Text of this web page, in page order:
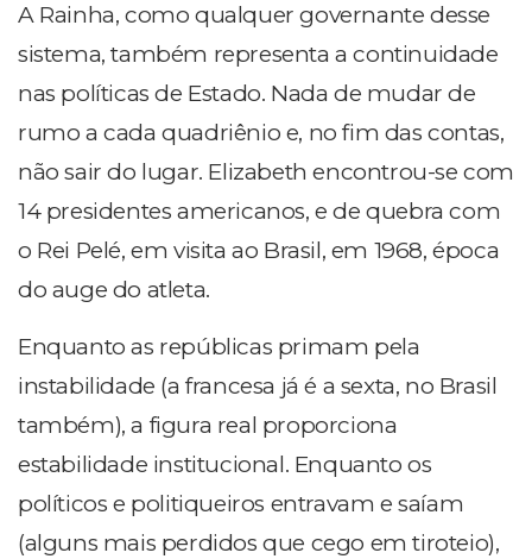
A Rainha, como qualquer governante desse
sistema, também representa a continuidade
nas políticas de Estado. Nada de mudar de
rumo a cada quadriênio e, no fim das contas,
não sair do lugar. Elizabeth encontrou-se com
14 presidentes americanos, e de quebra com
o Rei Pelé, em visita ao Brasil, em 1968, época
do auge do atleta.
Enquanto as repúblicas primam pela
instabilidade (a francesa já é a sexta, no Brasil
também), a figura real proporciona
estabilidade institucional. Enquanto os
políticos e politiqueiros entravam e saíam
(alguns mais perdidos que cego em tiroteio),